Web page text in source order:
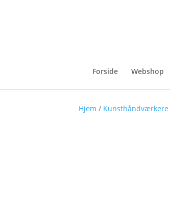
Forside Webshop
Hjem / Kunsthåndværkere